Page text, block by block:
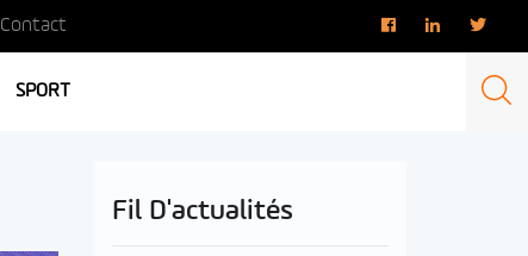
Contact
SPORT
Fil D'actualités